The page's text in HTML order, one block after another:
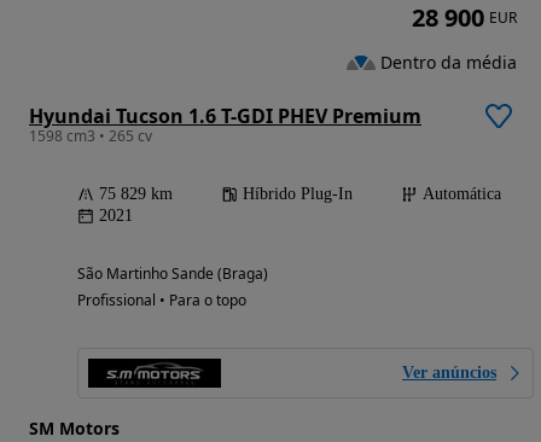
Hyundai Tucson 1.6 T-GDI PHEV Premium
1598 cm3 • 265 cv
75 829 km Híbrido Plug-In
Automática
2021
São Martinho Sande (Braga)
Profissional • Para o topo
Ver anúncios
SM Motors
28 900 EUR
Dentro da média